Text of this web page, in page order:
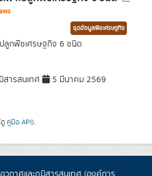
ชุดข้อมูลพืชเศรษฐกิจ
ปลูกพืชเศรษฐกิจ 6 ชนิด
สารสนเทศ 5 มีนาคม 2569
คู่มือ API).